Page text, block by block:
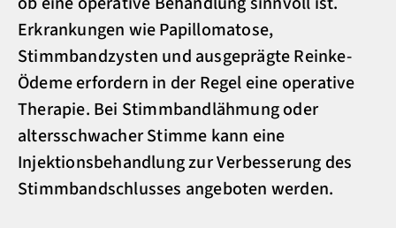
Erkrankungen wie Papillomatose,
Stimmbandzysten und ausgeprägte Reinke-
Ödeme erfordern in der Regel eine operative
Therapie. Bei Stimmbandlähmung oder
altersschwacher Stimme kann eine
Injektionsbehandlung zur Verbesserung des
Stimmbandschlusses angeboten werden.